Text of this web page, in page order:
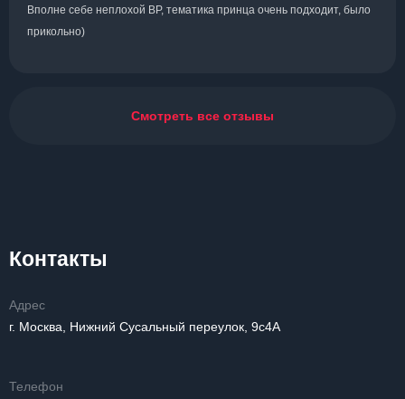
Вполне себе неплохой ВР, тематика принца очень подходит, было
прикольно)
Смотреть все отзывы
Контакты
Адрес
г. Москва, Нижний Сусальный переулок, 9с4А
Телефон